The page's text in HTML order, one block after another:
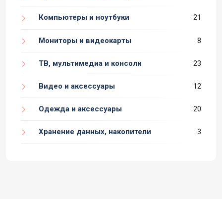
Компьютеры и ноутбуки 21
Мониторы и видеокарты 8
ТВ, мультимедиа и консоли 23
Видео и аксессуары 12
Одежда и аксессуары 20
Хранение данных, накопители 3